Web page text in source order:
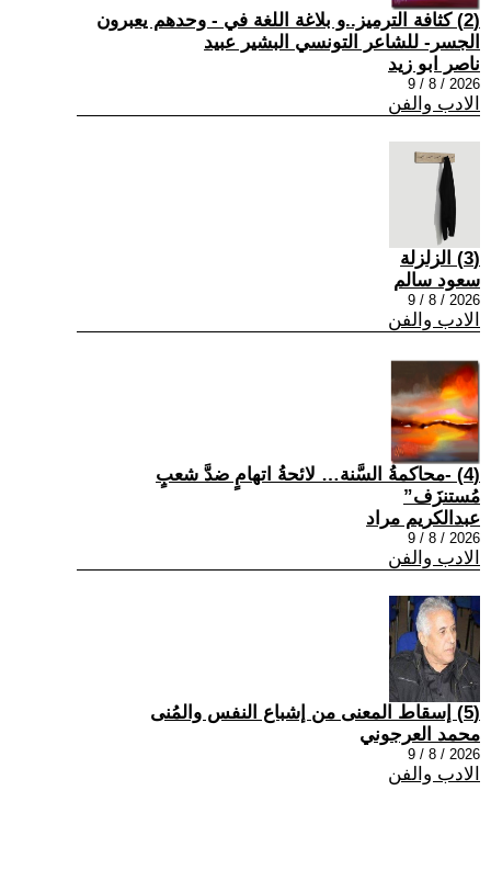
(2) كثافة الترميز..و بلاغة اللغة في - وحدهم يعبرون
الجسر- للشاعر التونسي البشير عبيد
ناصر ابو زيد
2026 / 8 / 9
الادب والفن
(3) الزلزلة
سعود سالم
2026 / 8 / 9
الادب والفن
(4) -محاكمةُ السَّنة… لائحةُ اتهامٍ ضدَّ شعبٍ
مُستنزَف”
عبدالكريم مراد
2026 / 8 / 9
الادب والفن
(5) إسقاط المعنى من إشباع النفس والمُنى
محمد العرجوني
2026 / 8 / 9
الادب والفن